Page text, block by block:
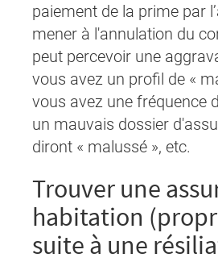
paiement de la prime par
mener à l'annulation du
peut percevoir une
vous avez un profil de «
vous avez une fréquence
un mauvais dossier
diront « malussé », etc.
Trouver une
habitation
suite à une